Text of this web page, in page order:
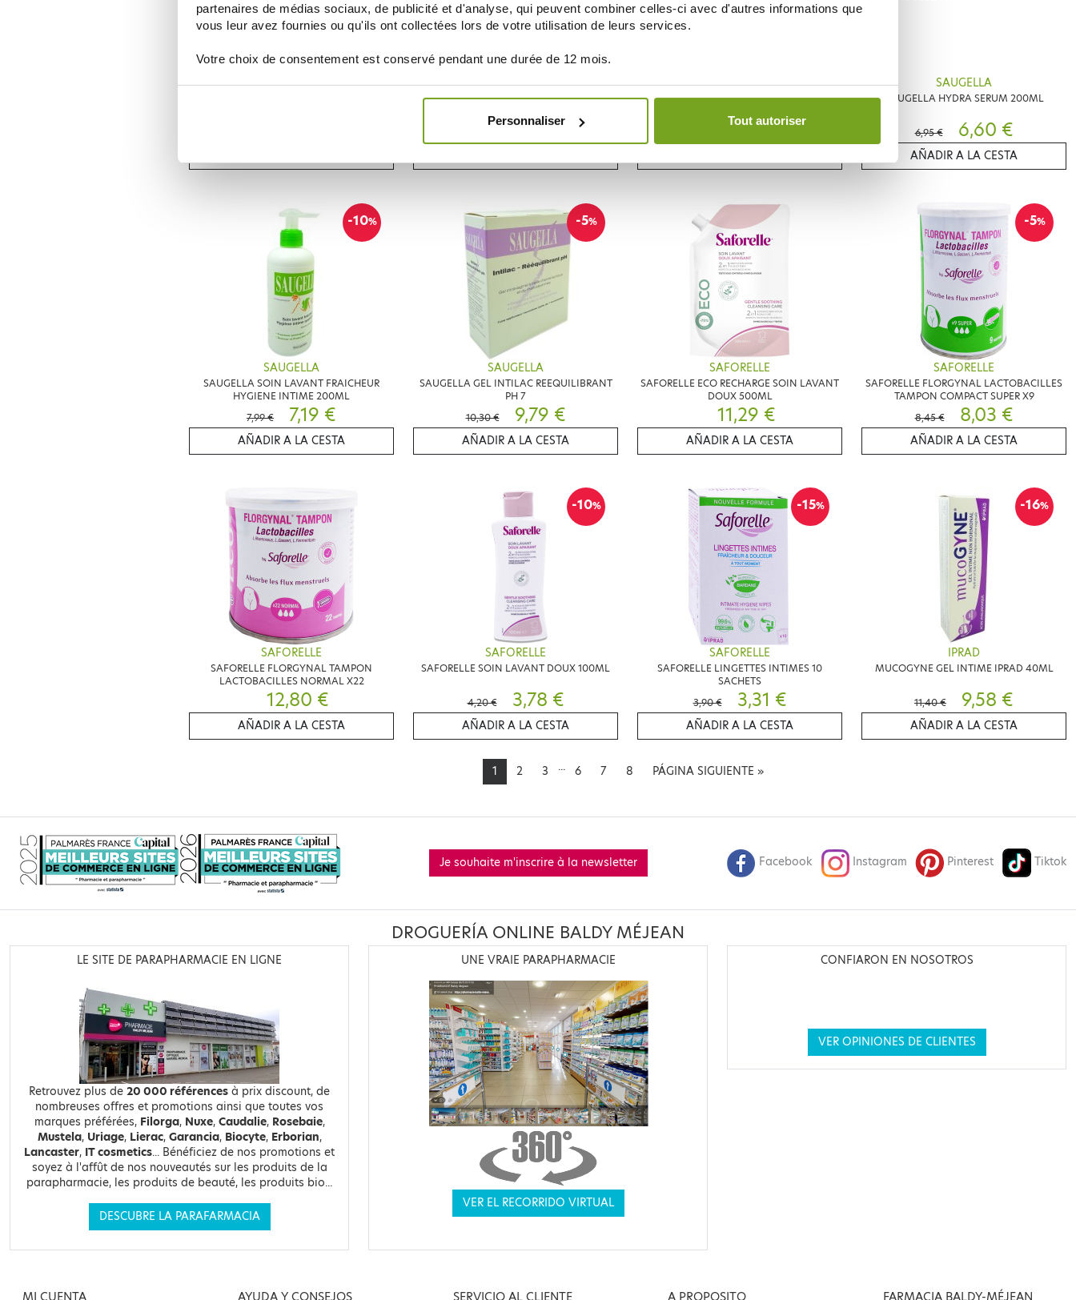
partenaires de médias sociaux, de publicité et d'analyse, qui peuvent combiner celles-ci avec d'autres informations que
vous leur avez fournies ou qu'ils ont collectées lors de votre utilisation de leurs services.
Votre choix de consentement est conservé pendant une durée de 12 mois.
Personnaliser Tout autoriser
SAUGELLA SAUGELLA
SAUGELLA GEL INTIME LUBRIFIANT 30ML
8,55 €
SAUGELLA
SAUGELLA GIRL NETTOYANT INTIME
5,10 €
SAUGELLA
SAUGELLA HYDRA SERUM 200ML
6,95 € 6,60 €
AÑADIR A LA CESTA
-10%
SAUGELLA
SAUGELLA SOIN LAVANT FRAICHEUR
HYGIENE INTIME 200ML
7,99 €
7,19 €
AÑADIR A LA CESTA
-5%
SAUGELLA
SAUGELLA GEL INTILAC REEQUILIBRANT
PH 7
10,30 €
9,79 €
AÑADIR A LA CESTA
SAFORELLE
SAFORELLE ECO RECHARGE SOIN LAVANT
DOUX 500ML
11,29 €
AÑADIR A LA CESTA
-5%
SAFORELLE
SAFORELLE FLORGYNAL LACTOBACILLES
TAMPON COMPACT SUPER X9
8,45 €
8,03 €
AÑADIR A LA CESTA
SAFORELLE
SAFORELLE FLORGYNAL TAMPON
LACTOBACILLES NORMAL X22
12,80 €
AÑADIR A LA CESTA
-10%
SAFORELLE
SAFORELLE SOIN LAVANT DOUX 100ML
4,20 € 3,78 €
AÑADIR A LA CESTA
-15%
SAFORELLE
SAFORELLE LINGETTES INTIMES 10
SACHETS
3,90 €
3,31 €
AÑADIR A LA CESTA
-16%
IPRAD
MUCOGYNE GEL INTIME IPRAD 40ML
11,40 € 9,58 €
AÑADIR A LA CESTA
1 2 3 ... 6 7 8 PÁGINA SIGUIENTE »
Je souhaite m'inscrire à la newsletter Facebook Instagram Pinterest Tiktok
DROGUERÍA ONLINE BALDY MÉJEAN
LE SITE DE PARAPHARMACIE EN LIGNE
Retrouvez plus de 20 000 références à prix discount, de
nombreuses offres et promotions ainsi que toutes vos
marques préférées, Filorga, Nuxe, Caudalie, Rosebaie,
Mustela, Uriage, Lierac, Garancia, Biocyte, Erborian,
Lancaster, IT cosmetics... Bénéficiez de nos promotions et
soyez à l'affût de nos nouveautés sur les produits de la
parapharmacie, les produits de beauté, les produits bio...
DESCUBRE LA PARAFARMACIA
UNE VRAIE PARAPHARMACIE
VER EL RECORRIDO VIRTUAL
CONFIARON EN NOSOTROS
VER OPINIONES DE CLIENTES
MI CUENTA AYUDA Y CONSEJOS SERVICIO AL CLIENTE A PROPOSITO FARMACIA BALDY-MÉJEAN